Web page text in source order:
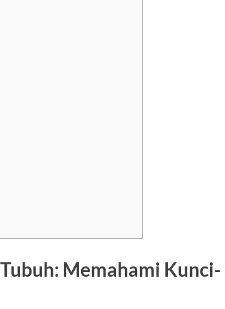
Memahami Kunci-